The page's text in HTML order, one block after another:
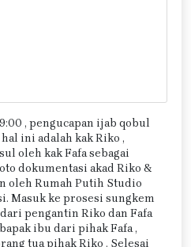
, pengucapan ijab qobul
ini adalah kak Riko ,
oleh kak Fafa sebagai
dokumentasi akad Riko &
oleh Rumah Putih Studio
Masuk ke prosesi sungkem
pengantin Riko dan Fafa
ibu dari pihak Fafa ,
tua pihak Riko . Selesai